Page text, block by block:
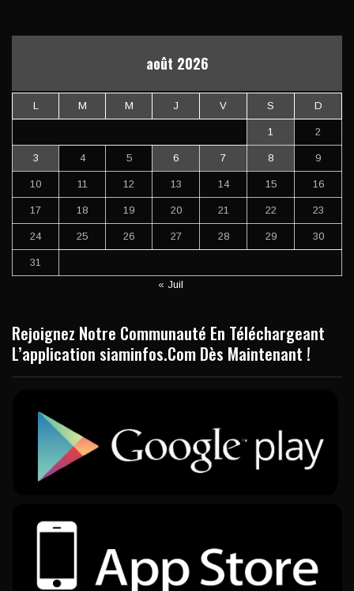
août 2026
L M M J V S D
1 2
3 4 5 6 7 8 9
10 11 12 13 14 15 16
17 18 19 20 21 22 23
24 25 26 27 28 29 30
31
« Juil
Rejoignez Notre Communauté En Téléchargeant
L’application siaminfos.Com Dès Maintenant !